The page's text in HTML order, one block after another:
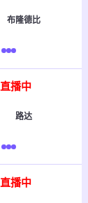
布隆德比
直播中
路达
直播中